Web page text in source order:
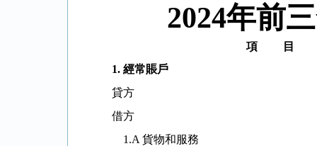
2024年前
項
目
1.經常賬戶
貸方
借方
1.A 貨物和服務